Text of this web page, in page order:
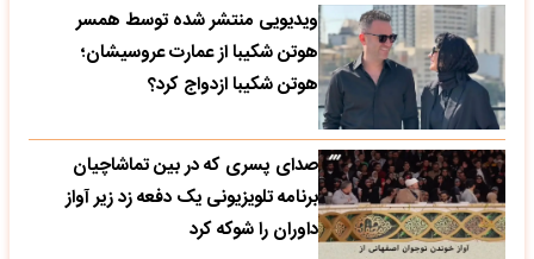
ویدیویی منتشر شده توسط همسر
هوتن شکیبا از عمارت عروسیشان؛
هوتن شکیبا ازدواج کرد؟
صدای پسری که در بین تماشاچیان
برنامه تلویزیونی یک دفعه زد زیر آواز
داوران را شوکه کرد